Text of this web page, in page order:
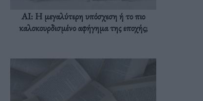
AI: Η μεγαλύτερη υπόσχεση ή το πιο
καλοκουρδισμένο αφήγημα της εποχής;